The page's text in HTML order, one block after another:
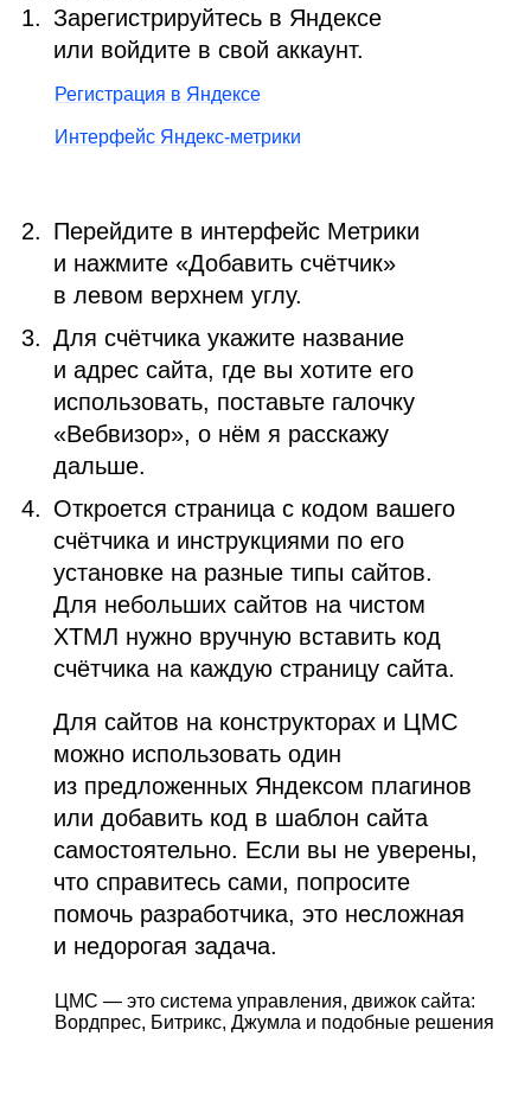
Зарегистрируйтесь в Яндексе
или войдите в свой аккаунт.
Регистрация в Яндексе
Интерфейс Яндекс‑метрики
Перейдите в интерфейс Метрики
и нажмите «Добавить счётчик»
в левом верхнем углу.
Для счётчика укажите название
и адрес сайта, где вы хотите его
использовать, поставьте галочку
«Вебвизор», о нём я расскажу
дальше.
Откроется страница с кодом вашего
счётчика и инструкциями по его
установке на разные типы сайтов.
Для небольших сайтов на чистом
ХТМЛ нужно вручную вставить код
счётчика на каждую страницу сайта.
Для сайтов на конструкторах и ЦМС
можно использовать один
из предложенных Яндексом плагинов
или добавить код в шаблон сайта
самостоятельно. Если вы не уверены,
что справитесь сами, попросите
помочь разработчика, это несложная
и недорогая задача.
ЦМС — это система управления, движок сайта:
Вордпрес, Битрикс, Джумла и подобные решения